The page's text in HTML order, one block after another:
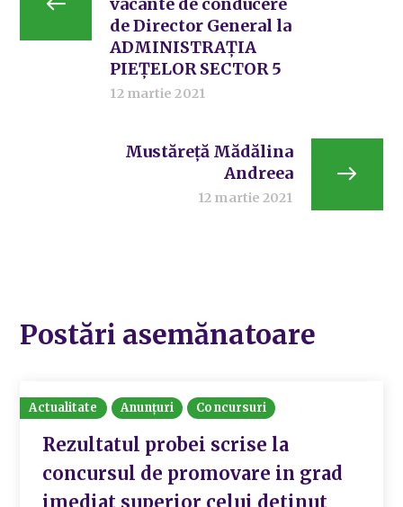
de Director General la
ADMINISTRAȚIA
PIEȚELOR SECTOR 5
12 martie 2021
Mustăreță Mădălina
Andreea
12 martie 2021
Postări asemănatoare
Actualitate Anunțuri Concursuri
Rezultatul probei scrise la
concursul de promovare in grad
imediat superior celui detinut